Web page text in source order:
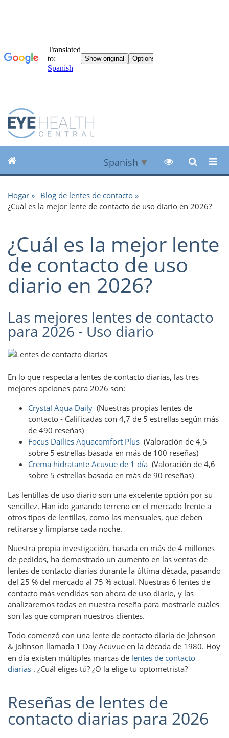
Spanish ▼
Hogar
Blog de lentes de contacto
¿Cuál es la mejor lente de contacto de uso diario en 2026?
¿Cuál es la mejor lente
de contacto de uso
diario en 2026?
Las mejores lentes de contacto
para 2026 - Uso diario
En lo que respecta a lentes de contacto diarias, las tres
mejores opciones para 2026 son:
Crystal Aqua Daily (Nuestras propias lentes de
contacto - Calificadas con 4,7 de 5 estrellas según más
de 490 reseñas)
Focus Dailies Aquacomfort Plus (Valoración de 4,5
sobre 5 estrellas basada en más de 100 reseñas)
Crema hidratante Acuvue de 1 día (Valoración de 4,6
sobre 5 estrellas basada en más de 90 reseñas)
Las lentillas de uso diario son una excelente opción por su
sencillez. Han ido ganando terreno en el mercado frente a
otros tipos de lentillas, como las mensuales, que deben
retirarse y limpiarse cada noche.
Nuestra propia investigación, basada en más de 4 millones
de pedidos, ha demostrado un aumento en las ventas de
lentes de contacto diarias durante la última década, pasando
del 25 % del mercado al 75 % actual. Nuestras 6 lentes de
contacto más vendidas son ahora de uso diario, y las
analizaremos todas en nuestra reseña para mostrarle cuáles
son las que compran nuestros clientes.
Todo comenzó con una lente de contacto diaria de Johnson
& Johnson llamada 1 Day Acuvue en la década de 1980. Hoy
en día existen múltiples marcas de lentes de contacto
diarias . ¿Cuál eliges tú? ¿O la elige tu optometrista?
Reseñas de lentes de
contacto diarias para 2026